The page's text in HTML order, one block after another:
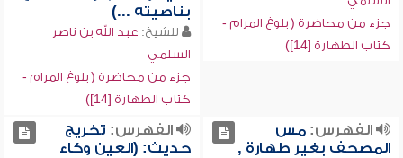
جزء من محاضرة ( بلوغ المرام -
كتاب الطهارة [14])
بناصيته ...)
للشيخ: عبد الله بن ناصر
السلمي
جزء من محاضرة ( بلوغ المرام -
كتاب الطهارة [14])
الفهرس:مس
المصحف بغير طهارة ,
الفهرس: تخريج
حديث: (العين وكاء